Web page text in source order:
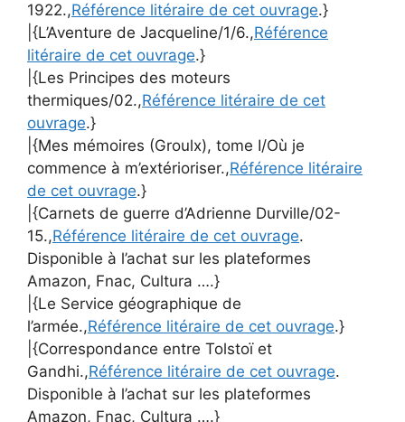
1922.,Référence litéraire de cet ouvrage.}
|{L’Aventure de Jacqueline/1/6.,Référence
litéraire de cet ouvrage.}
|{Les Principes des moteurs
thermiques/02.,Référence litéraire de cet
ouvrage.}
|{Mes mémoires (Groulx), tome I/Où je
commence à m’extérioriser.,Référence litéraire
de cet ouvrage.}
|{Carnets de guerre d’Adrienne Durville/02-
15.,Référence litéraire de cet ouvrage.
Disponible à l’achat sur les plateformes
Amazon, Fnac, Cultura ….}
|{Le Service géographique de
l’armée.,Référence litéraire de cet ouvrage.}
|{Correspondance entre Tolstoï et
Gandhi.,Référence litéraire de cet ouvrage.
Disponible à l’achat sur les plateformes
Amazon, Fnac, Cultura ….}